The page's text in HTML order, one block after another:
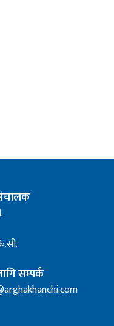
सम्पर्क